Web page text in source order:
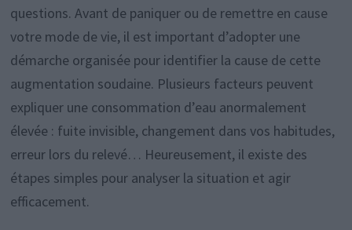
questions. Avant de paniquer ou de remettre en cause
votre mode de vie, il est important d’adopter une
démarche organisée pour identifier la cause de cette
augmentation soudaine. Plusieurs facteurs peuvent
expliquer une consommation d’eau anormalement
élevée : fuite invisible, changement dans vos habitudes,
erreur lors du relevé… Heureusement, il existe des
étapes simples pour analyser la situation et agir
efficacement.